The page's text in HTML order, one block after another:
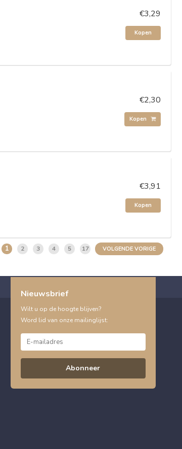
€3,29
Kopen
€2,30
Kopen
€3,91
Kopen
1 2 3 4 5 17 VOLGENDE VORIGE
Nieuwsbrief
Wilt u op de hoogte blijven?
Word lid van onze mailinglijst:
Abonneer